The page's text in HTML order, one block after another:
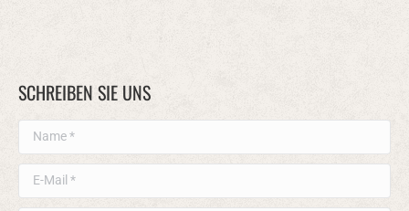
SCHREIBEN SIE UNS
Name *
E-Mail *